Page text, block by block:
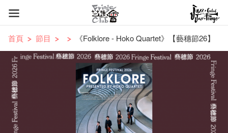
首頁 節目 《Folklore - Hoko Quartet》【藝穗節26】